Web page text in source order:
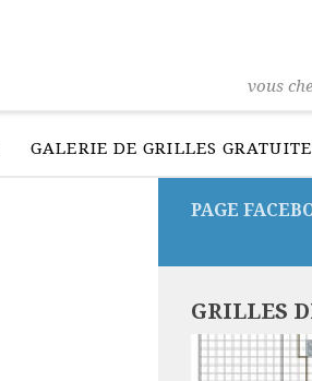
GALERIE DE GRILLES
PAGE
GRILLES